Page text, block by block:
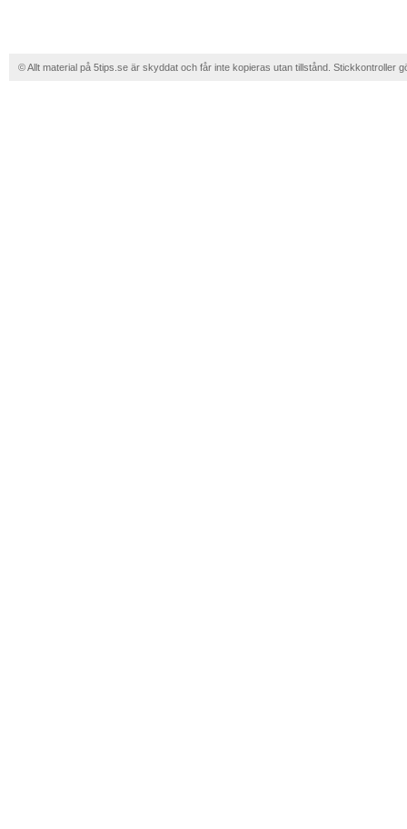
© Allt material på 5tips.se är skyddat och får inte kopieras utan tillstånd. Stickkontroller